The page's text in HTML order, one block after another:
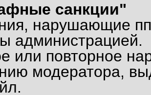
санкции"
нарушающие
администрацией.
или повторное
модератора,